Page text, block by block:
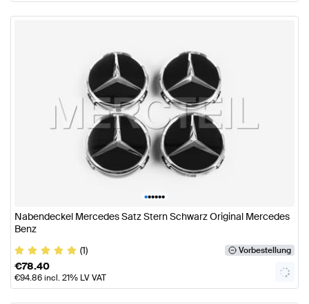
••••••
Nabendeckel Mercedes Satz Stern Schwarz Original Mercedes
Benz
(1)
Vorbestellung
€78.40
€94.86incl. 21% LV VAT